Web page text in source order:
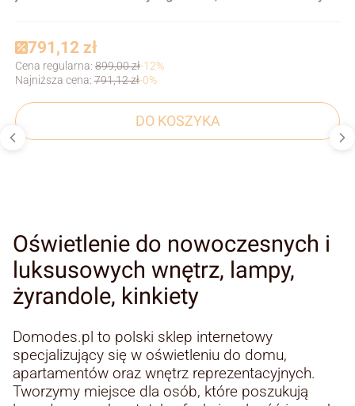
791,12 zł
Cena regularna: 899,00 zł-12%
Najniższa cena: 791,12 zł-0%
DO KOSZYKA
Oświetlenie do nowoczesnych i
luksusowych wnętrz, lampy,
żyrandole, kinkiety
Domodes.pl to polski sklep internetowy
specjalizujący się w oświetleniu do domu,
apartamentów oraz wnętrz reprezentacyjnych.
Tworzymy miejsce dla osób, które poszukują